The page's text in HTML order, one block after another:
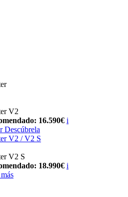
V2
16.590€ i
Descúbrela
V2 / V2 S
V2 S
18.990€ i